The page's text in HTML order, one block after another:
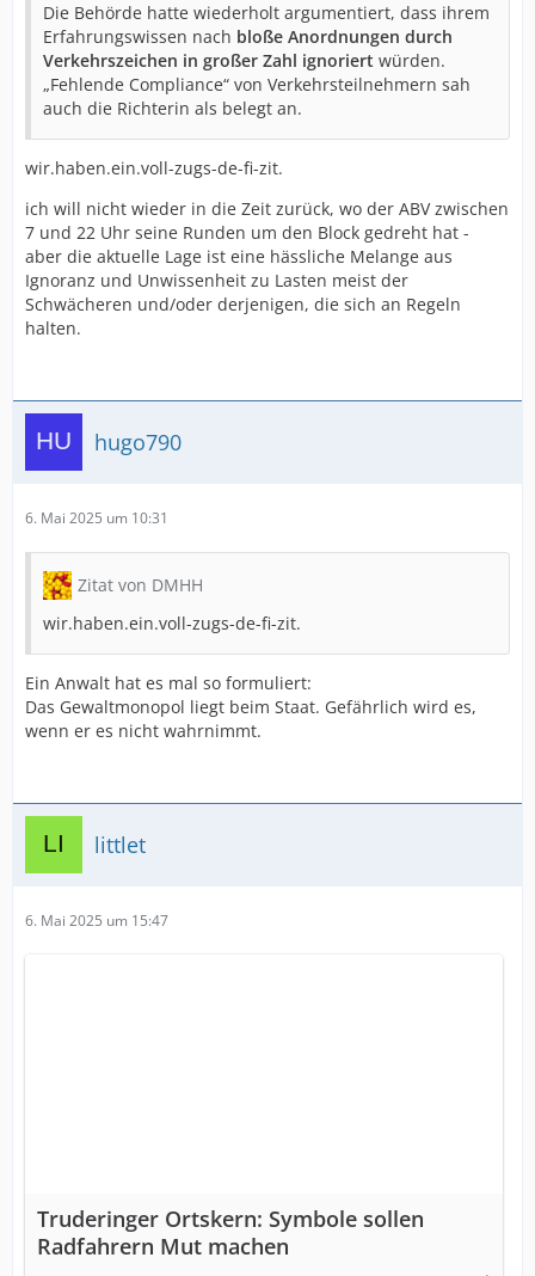
Die Behörde hatte wiederholt argumentiert, dass ihrem
Erfahrungswissen nach bloße Anordnungen durch
Verkehrszeichen in großer Zahl ignoriert würden.
„Fehlende Compliance“ von Verkehrsteilnehmern sah
auch die Richterin als belegt an.
wir.haben.ein.voll-zugs-de-fi-zit.
ich will nicht wieder in die Zeit zurück, wo der ABV zwischen
7 und 22 Uhr seine Runden um den Block gedreht hat -
aber die aktuelle Lage ist eine hässliche Melange aus
Ignoranz und Unwissenheit zu Lasten meist der
Schwächeren und/oder derjenigen, die sich an Regeln
halten.
hugo790
6. Mai 2025 um 10:31
Zitat von DMHH
wir.haben.ein.voll-zugs-de-fi-zit.
Ein Anwalt hat es mal so formuliert:
Das Gewaltmonopol liegt beim Staat. Gefährlich wird es,
wenn er es nicht wahrnimmt.
littlet
6. Mai 2025 um 15:47
Truderinger Ortskern: Symbole sollen
Radfahrern Mut machen